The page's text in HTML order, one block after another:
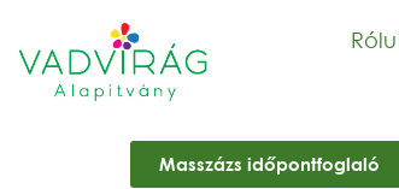
Masszázs időpontfoglaló